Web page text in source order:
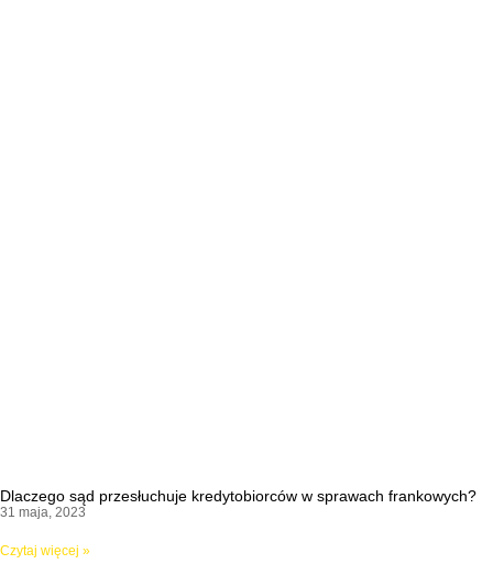
Dlaczego sąd przesłuchuje kredytobiorców w sprawach frankowych?
31 maja, 2023
Czytaj więcej »